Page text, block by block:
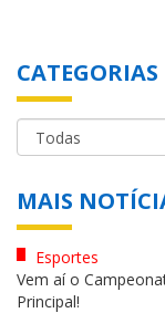
CATEGORIAS
MAIS
Esportes
Vem aí o
Principal!